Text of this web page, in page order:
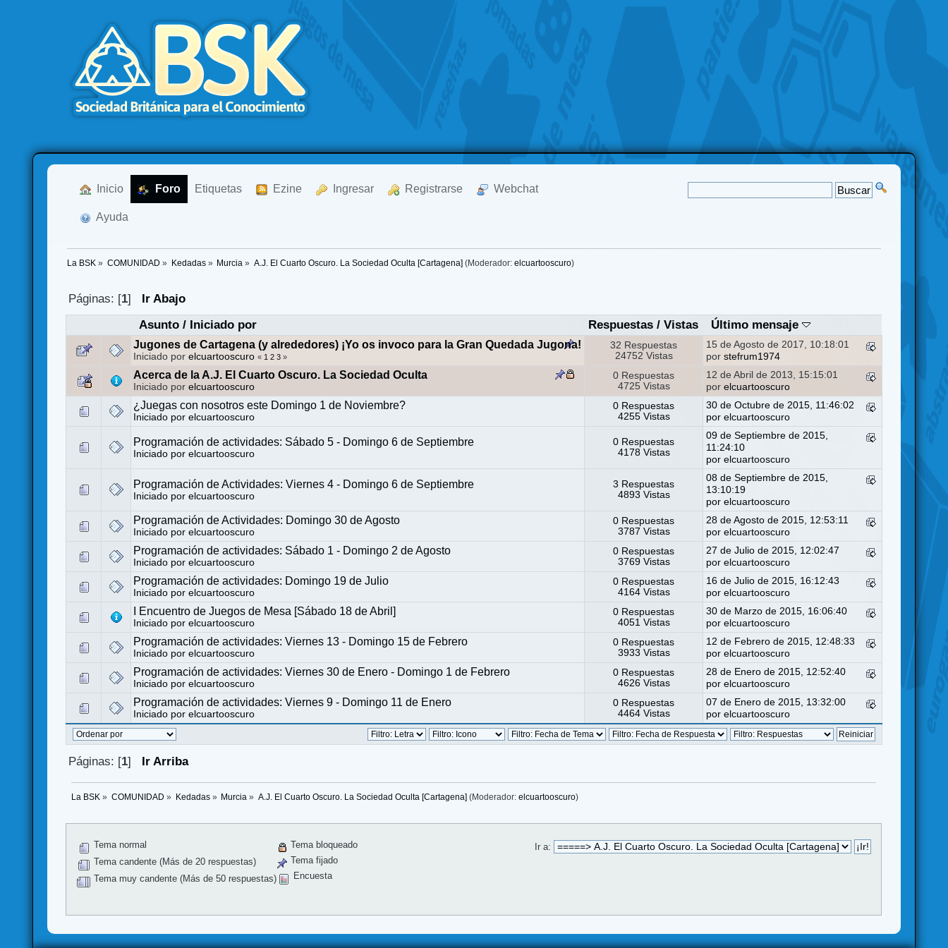
Inicio Foro Etiquetas Ezine Ingresar Registrarse Webchat
Ayuda
La BSK » COMUNIDAD » Kedadas» Murcia » A.J. El Cuarto Oscuro. La Sociedad Oculta [Cartagena] (Moderador:elcuartooscuro)
Páginas: [1]
Ir Abajo
Asunto/ Iniciado por Respuestas /Vistas Último mensaje
Jugones de Cartagena (y alrededores) ¡Yo os invoco para la Gran Quedada Jugona!
Iniciado porelcuartooscuro « 1 2 3 »
32 Respuestas
24752 Vistas
15 de Agosto de 2017, 10:18:01
porstefrum1974
Acerca de la A.J. El Cuarto Oscuro. La Sociedad Oculta
Iniciado porelcuartooscuro
0 Respuestas
4725 Vistas
12 de Abril de 2013, 15:15:01
porelcuartooscuro
¿Juegas con nosotros este Domingo 1 de Noviembre?
Iniciado porelcuartooscuro
0 Respuestas
4255 Vistas
30 de Octubre de 2015, 11:46:02
porelcuartooscuro
Programación de actividades: Sábado 5 - Domingo 6 de Septiembre
Iniciado porelcuartooscuro
0 Respuestas
4178 Vistas
09 de Septiembre de 2015,
11:24:10
porelcuartooscuro
Programación de Actividades: Viernes 4 - Domingo 6 de Septiembre
Iniciado porelcuartooscuro
3 Respuestas
4893 Vistas
08 de Septiembre de 2015,
13:10:19
porelcuartooscuro
Programación de Actividades: Domingo 30 de Agosto
Iniciado porelcuartooscuro
0 Respuestas
3787 Vistas
28 de Agosto de 2015, 12:53:11
porelcuartooscuro
Programación de actividades: Sábado 1 - Domingo 2 de Agosto
Iniciado porelcuartooscuro
0 Respuestas
3769 Vistas
27 de Julio de 2015, 12:02:47
porelcuartooscuro
Programación de actividades: Domingo 19 de Julio
Iniciado porelcuartooscuro
0 Respuestas
4164 Vistas
16 de Julio de 2015, 16:12:43
porelcuartooscuro
I Encuentro de Juegos de Mesa [Sábado 18 de Abril]
Iniciado porelcuartooscuro
0 Respuestas
4051 Vistas
30 de Marzo de 2015, 16:06:40
porelcuartooscuro
Programación de actividades: Viernes 13 - Domingo 15 de Febrero
Iniciado porelcuartooscuro
0 Respuestas
3933 Vistas
12 de Febrero de 2015, 12:48:33
porelcuartooscuro
Programación de actividades: Viernes 30 de Enero - Domingo 1 de Febrero
Iniciado porelcuartooscuro
0 Respuestas
4626 Vistas
28 de Enero de 2015, 12:52:40
porelcuartooscuro
Programación de actividades: Viernes 9 - Domingo 11 de Enero
Iniciado porelcuartooscuro
0 Respuestas
4464 Vistas
07 de Enero de 2015, 13:32:00
porelcuartooscuro
Páginas: [1] Ir Arriba
La BSK » COMUNIDAD » Kedadas» Murcia » A.J. El Cuarto Oscuro. La Sociedad Oculta [Cartagena] (Moderador:elcuartooscuro)
Ir a:
Tema normal
Tema candente (Más de 20 respuestas)
Tema muy candente (Más de 50 respuestas)
Tema bloqueado
Tema fijado
Encuesta